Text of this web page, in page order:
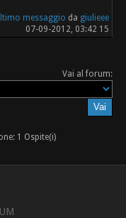
messaggio da giulieee
07-09-2012, 03:42 15
Vai al forum:
1 Ospite(i)